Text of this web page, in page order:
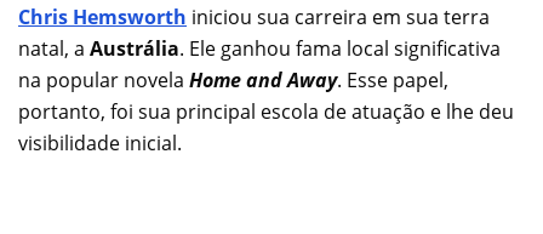
Chris Hemsworth iniciou sua carreira em sua terra
natal, a Austrália. Ele ganhou fama local significativa
na popular novela Home and Away. Esse papel,
portanto, foi sua principal escola de atuação e lhe deu
visibilidade inicial.